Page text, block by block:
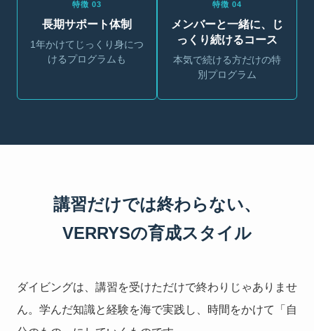
特徴 03
長期サポート体制
1年かけてじっくり身につ
けるプログラムも
特徴 04
メンバーと一緒に、じ
っくり続けるコース
本気で続ける方だけの特
別プログラム
講習だけでは終わらない、
VERRYSの育成スタイル
ダイビングは、講習を受けただけで終わりじゃありませ
ん。学んだ知識と経験を海で実践し、時間をかけて「自